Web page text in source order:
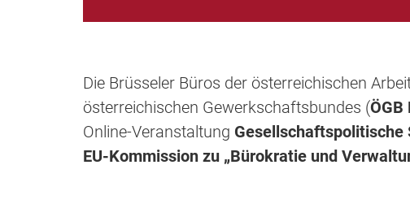
Die Brüsseler Büros der österreichischen
österreichischen Gewerkschaftsbundes (ÖGB
Online-Veranstaltung Gesellschaftspolitische
EU-Kommission zu „Bürokratie und